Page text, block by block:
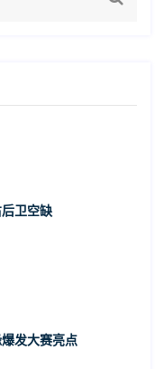
卫空缺
发大赛亮点